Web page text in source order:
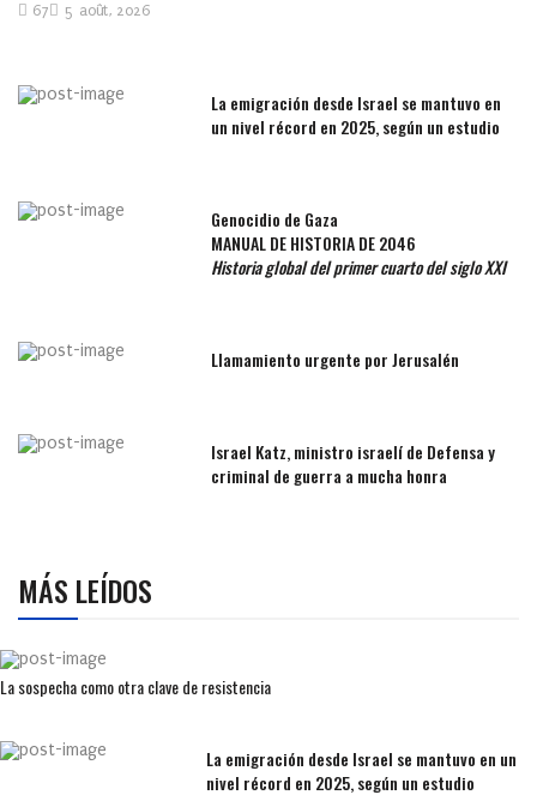
5 août, 2026
67
La emigración desde Israel se mantuvo en
un nivel récord en 2025, según un estudio
Genocidio de Gaza
MANUAL DE HISTORIA DE 2046
Historia global del primer cuarto del siglo XXI
Llamamiento urgente por Jerusalén
Israel Katz, ministro israelí de Defensa y
criminal de guerra a mucha honra
MÁS LEÍDOS
La sospecha como otra clave de resistencia
La emigración desde Israel se mantuvo en un
nivel récord en 2025, según un estudio